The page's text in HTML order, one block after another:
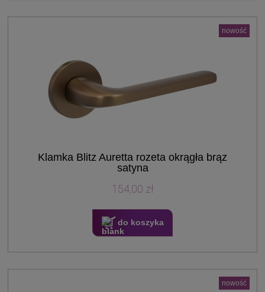
Klamka Blitz Auretta rozeta okrągła brąz
satyna
154,00 zł
do koszyka
nowość
nowość